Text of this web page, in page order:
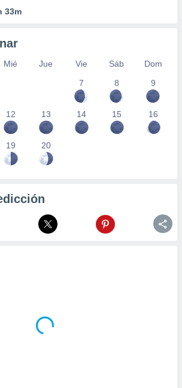
33m
Mié Jue Vie Sáb
Dom
7
8 9
12 13 14 15 16
19 20